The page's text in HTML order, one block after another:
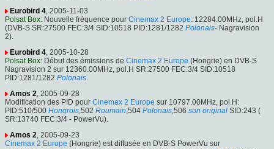
Eurobird 4 , 2005-11-03
Polsat Box: Nouvelle fréquence pour Cinemax 2 Europe: 12284.00MHz, pol.H
(DVB-S SR:27500 FEC:3/4 SID:10518 PID:1281/1282 Polonais- Nagravision
2).
Eurobird 4 , 2005-10-28
Polsat Box: Début des émissions de Cinemax 2 Europe (Hongrie) en DVB-S
Nagravision 2 sur 12360.00MHz, pol.H SR:27500 FEC:3/4 SID:10518
PID:1281/1282 Polonais
Amos 2 , 2005-09-28
Modification des PID pour Cinemax 2 Europe sur 10797.00MHz, pol.H:
PID:510/500 Hongrois ,502 Roumain ,504 Polonais ,506 son original SID:243 (
SR:13740 FEC:3/4 - PowerVu).
Amos 2 , 2005-09-23
Cinemax 2 Europe (Hongrie) est diffusée en DVB-S PowerVu sur